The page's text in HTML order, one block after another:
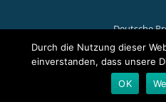
Deutsche
Secondary
Llorix One Lite
Durch die Nutzung dieser
einverstanden, dass unsere
OK